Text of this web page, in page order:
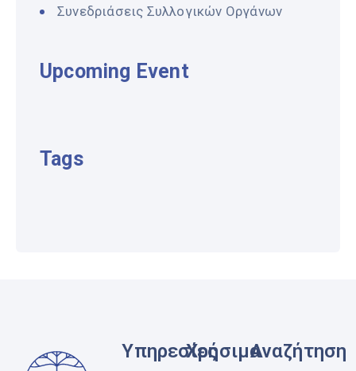
Συνεδριάσεις Συλλογικών Οργάνων
Upcoming Event
Tags
ΥπηρεσίεςΧρήσιμαΑναζήτηση